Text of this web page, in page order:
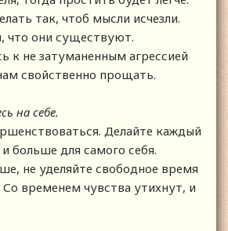
так, чтоб мысли исчезли.
что они существуют.
к не затуманенным агрессией
свойственно прощать.
на себе.
Делайте каждый
больше для самого себя.
не уделяйте свободное время
временем чувства утихнут, и